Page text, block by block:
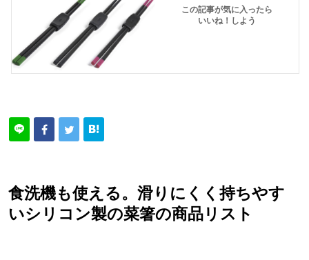
この記事が気に入ったら
いいね！しよう
食洗機も使える。滑りにくく持ちやす
いシリコン製の菜箸の商品リスト